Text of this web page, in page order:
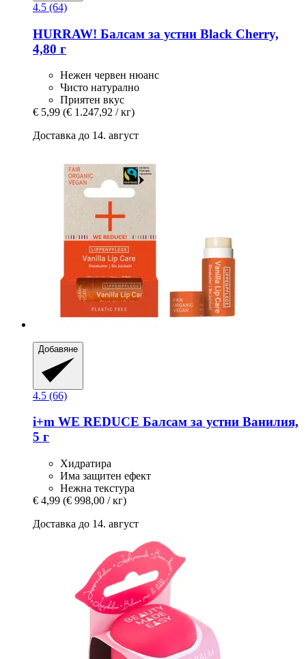
4.5 (64)
HURRAW! Балсам за устни Black Cherry,
4,80 г
Нежен червен нюанс
Чисто натурално
Приятен вкус
€ 5,99 (€ 1.247,92 / кг)
Доставка до 14. август
Добавяне
4.5 (66)
i+m WE REDUCE Балсам за устни Ванилия,
5 г
Хидратира
Има защитен ефект
Нежна текстура
€ 4,99 (€ 998,00 / кг)
Доставка до 14. август